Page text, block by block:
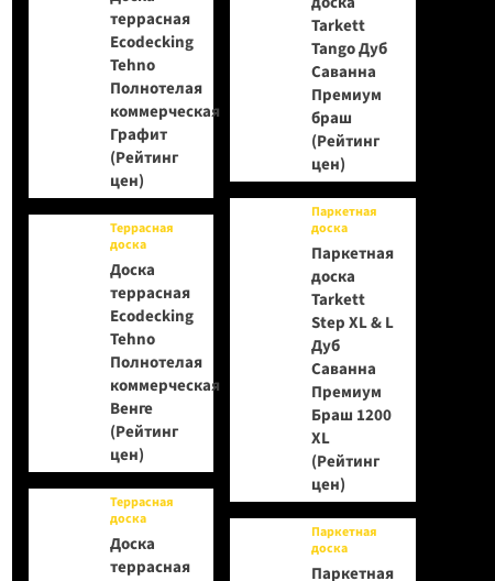
террасная
Ecodecking
Tehno
Полнотелая
коммерческая
Графит
(Рейтинг
цен)
Террасная
доска
Доска
террасная
Ecodecking
Tehno
Полнотелая
коммерческая
Венге
(Рейтинг
цен)
Террасная
доска
Доска
террасная
Tarkett
Tango Дуб
Саванна
Премиум
браш
(Рейтинг
цен)
Паркетная
доска
Паркетная
доска
Tarkett
Step XL & L
Дуб
Саванна
Премиум
Браш 1200
XL
(Рейтинг
цен)
Паркетная
доска
Паркетная